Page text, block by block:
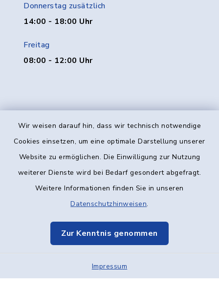
Wir weisen darauf hin, dass wir technisch notwendige
Cookies einsetzen, um eine optimale Darstellung unserer
Website zu ermöglichen. Die Einwilligung zur Nutzung
weiterer Dienste wird bei Bedarf gesondert abgefragt.
Weitere Informationen finden Sie in unseren
Datenschutzhinweisen.
Zur Kenntnis genommen
Impressum
Donnerstag zusätzlich
14:00 - 18:00 Uhr
Freitag
08:00 - 12:00 Uhr
Kontakt
Datenschutz
Elektronische Kommunikation
Sitemap